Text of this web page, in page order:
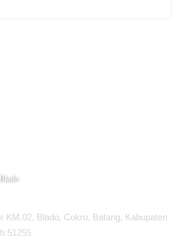
KM.02, Blado, Cokro, Batang, Kabupaten
51255